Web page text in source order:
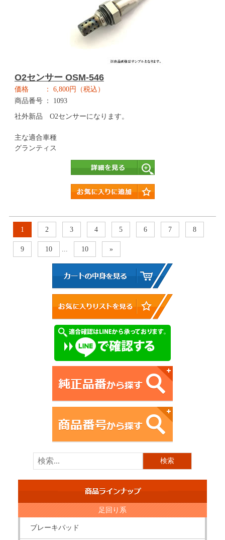
O2センサー OSM-546
価格
6,800円（税込）
商品番号
1093
社外新品 O2センサーになります。
主な適合車種
グランティス
1 2 3 4 5 6 7 8
9 10 ... 10 »
足回り系
ブレーキパッド